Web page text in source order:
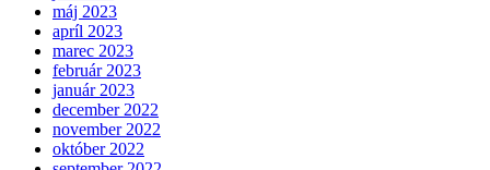
máj 2023
apríl 2023
marec 2023
február 2023
január 2023
december 2022
november 2022
október 2022